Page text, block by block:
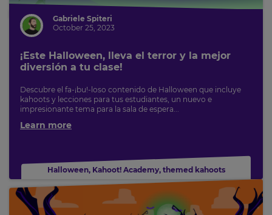
Gabriele Spiteri
October 25, 2023
¡Este Halloween, lleva el terror y la mejor
diversión a tu clase!
Descubre el fa-¡bu!-loso contenido de Halloween que incluye
kahoots y lecciones para tus estudiantes, un nuevo e
impresionante tema para la sala de espera...
Learn more
Halloween, Kahoot! Academy, themed kahoots